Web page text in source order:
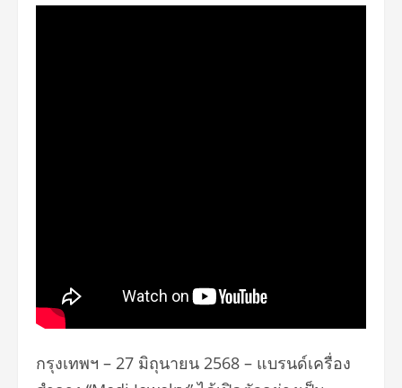
กรุงเทพฯ – 27 มิถุนายน 2568 – แบรนด์เครื่อง